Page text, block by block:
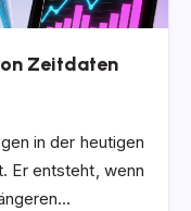
Zeitdaten
in der heutigen
Er entsteht, wenn